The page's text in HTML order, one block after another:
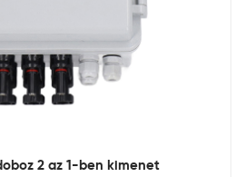
2 az 1-ben kimenet